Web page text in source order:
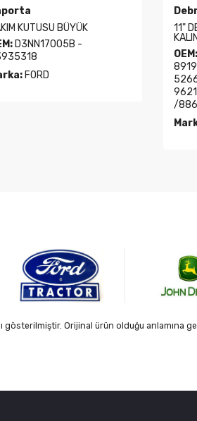
KUTUSU BÜYÜK
D3NN17005B -
FORD
11"
OEM:
/
gösterilmiştir. Orijinal ürün olduğu anlamına